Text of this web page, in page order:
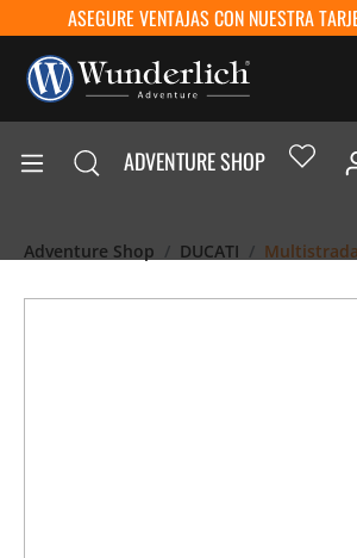
ASEGURE VENTAJAS CON NUESTRA
ADVENTURE SHOP
Adventure Shop DUCATI